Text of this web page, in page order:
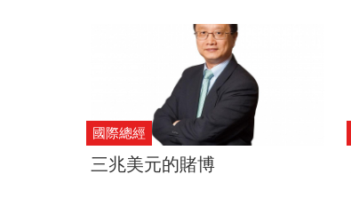
她追求細節的精神和永不衰退的熱情，
成就台灣餐飲獨特女將價值。
國際總經
三兆美元的賭博